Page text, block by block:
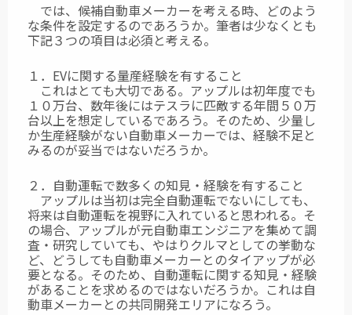
では、候補自動車メーカーを考える時、どのよう
な条件を設定するのであろうか。筆者は少なくとも
下記３つの項目は必須と考える。
１．EVに関する量産経験を有すること
これはとても大切である。アップルは初年度でも
１０万台、数年後にはテスラに匹敵する年間５０万
台以上を想定しているであろう。そのため、少量し
か生産経験がない自動車メーカーでは、経験不足と
みるのが妥当ではないだろうか。
２．自動運転で数多くの知見・経験を有すること
アップルは当初は完全自動運転でないにしても、
将来は自動運転を視野に入れていると思われる。そ
の場合、アップルが元自動車エンジニアを集めて調
査・研究していても、やはりクルマとしての挙動な
ど、どうしても自動車メーカーとのタイアップが必
要となる。そのため、自動運転に関する知見・経験
があることを求めるのではないだろうか。これは自
動車メーカーとの共同開発エリアになろう。